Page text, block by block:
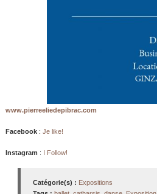
www.pierreeliedepibrac.com
Facebook : Je like!
Instagram : I Follow!
Catégorie(s) : Expositions